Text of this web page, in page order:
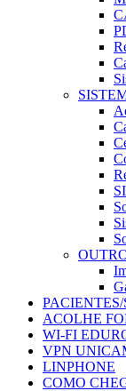
ACOLHE
WI-FI
VPN
LINPHONE
COMO